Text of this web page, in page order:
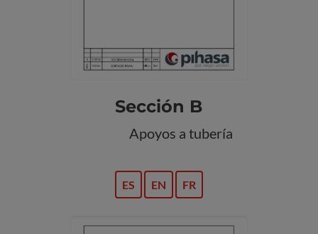
Sección B
Apoyos a tubería
ES EN FR